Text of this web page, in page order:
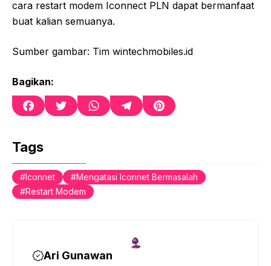
cara restart modem Iconnect PLN dapat bermanfaat
buat kalian semuanya.
Sumber gambar: Tim wintechmobiles.id
Bagikan:
F
e
b
o
o
k
T
t
e
r
W
A
p
p
T
r
a
P
r
e
Tags
Iconnet
Mengatasi Iconnet Bermasalah
Restart Modem
Ari Gunawan